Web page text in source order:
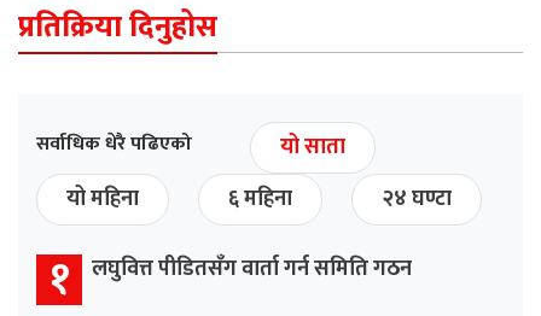
प्रतिक्रिया दिनुहोस
सर्वाधिक धेरै पढिएको
यो साता
यो महिना
६ महिना २४ घण्टा
१ लघुवित्त पीडितसँग वार्ता गर्न समिति गठन